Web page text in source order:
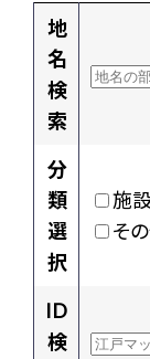
地
名
検
索
分
類
選
択
施
そ
ID
検